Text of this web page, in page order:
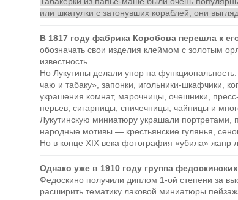
или шкатулки с затонувших кораблей, они
В 1817 году фабрика Коробова перешла к
обозначать свои изделия клеймом с золотым
известность.
Но Лукутины делали упор на
чаю и табаку», запонки, игольники-шкафчики,
украшения комнат, марочницы, очешники,
перьев, сигарницы, спичечницы, чайницы и
Лукутинскую миниатюру украшали
народные мотивы — крестьянские гулянья,
Но в конце XIX века фотография «убила» жанр
Однако уже в 1910 году группа
Федоскино получили диплом 1-ой степени за
расширить тематику лаковой миниатюры